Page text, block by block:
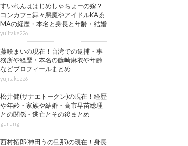
すいれんははじめしゃちょーの嫁？
コンカフェ舞々悪魔やアイドルKAゑ
MAの経歴・本名と身長と年齢・結婚
情報もまとめ
yujitake226
藤咲まいの現在！台湾での逮捕・事
務所や経歴・本名の藤崎麻衣や年齢
などプロフィールまとめ
yujitake226
松井健(サナエトークン)の現在！経歴
や年齢・家族や結婚・高市早苗総理
との関係・逃亡とその後まとめ
gurung
西村拓郎(神田うの旦那)の現在！身長